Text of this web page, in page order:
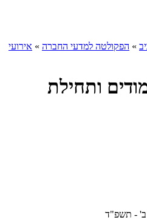
» הפקולטה למדעי החברה » אירועי
ותחילת
ב' - תשפ"ד